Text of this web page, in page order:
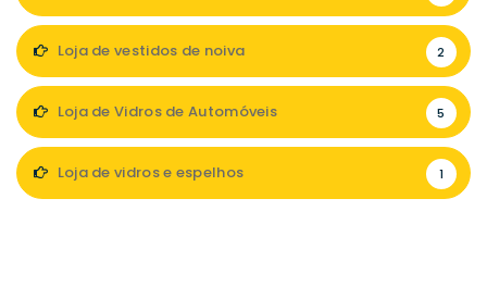
Loja de vestidos de noiva 2
Loja de Vidros de Automóveis 5
Loja de vidros e espelhos 1